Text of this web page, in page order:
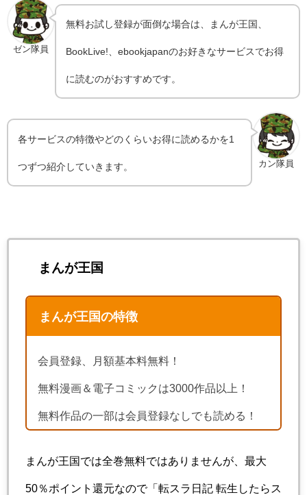
ゼン隊員
無料お試し登録が面倒な場合は、まんが王国、
BookLive!、ebookjapanのお好きなサービスでお得
に読むのがおすすめです。
カン隊員
各サービスの特徴やどのくらいお得に読めるかを1
つずつ紹介していきます。
まんが王国
まんが王国の特徴
会員登録、月額基本料無料！
無料漫画＆電子コミックは3000作品以上！
無料作品の一部は会員登録なしでも読める！
まんが王国では全巻無料ではありませんが、最大
50％ポイント還元なので「転スラ日記 転生したらス